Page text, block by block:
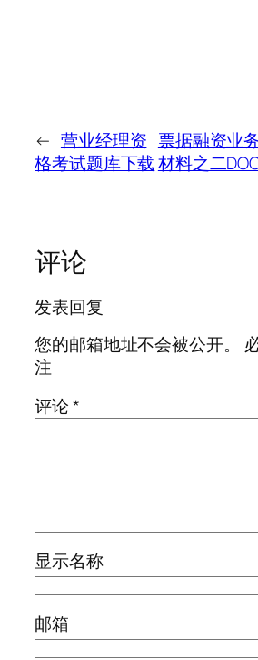
← 营业经理资
格考试题库下载
票据融资业
材料之二
评论
发表回复
您的邮箱地址不会被公开。
注
评论*
显示名称
邮箱